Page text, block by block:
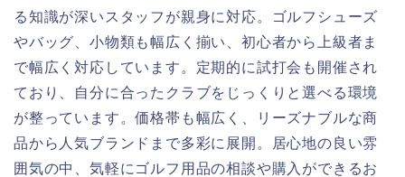
る知識が深いスタッフが親身に対応。ゴルフシューズ
やバッグ、小物類も幅広く揃い、初心者から上級者ま
で幅広く対応しています。定期的に試打会も開催され
ており、自分に合ったクラブをじっくりと選べる環境
が整っています。価格帯も幅広く、リーズナブルな商
品から人気ブランドまで多彩に展開。居心地の良い雰
囲気の中、気軽にゴルフ用品の相談や購入ができるお